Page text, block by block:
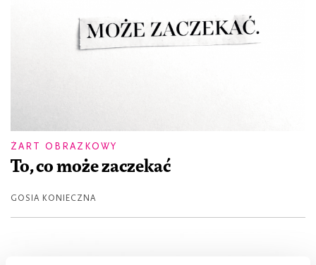
ŻART OBRAZKOWY
To, co może zaczekać
GOSIA KONIECZNA